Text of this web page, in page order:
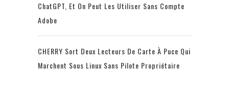
ChatGPT, Et On Peut Les Utiliser Sans Compte
Adobe
CHERRY Sort Deux Lecteurs De Carte À Puce Qui
Marchent Sous Linux Sans Pilote Propriétaire